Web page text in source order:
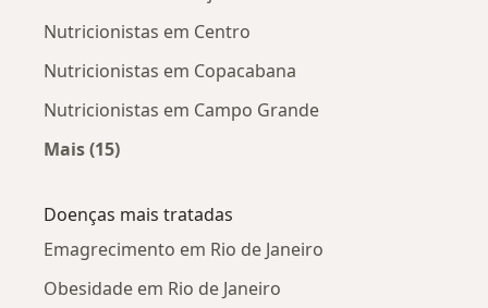
Nutricionistas em Centro
Nutricionistas em Copacabana
Nutricionistas em Campo Grande
Mais (15)
Doenças mais tratadas
Emagrecimento em Rio de Janeiro
Obesidade em Rio de Janeiro